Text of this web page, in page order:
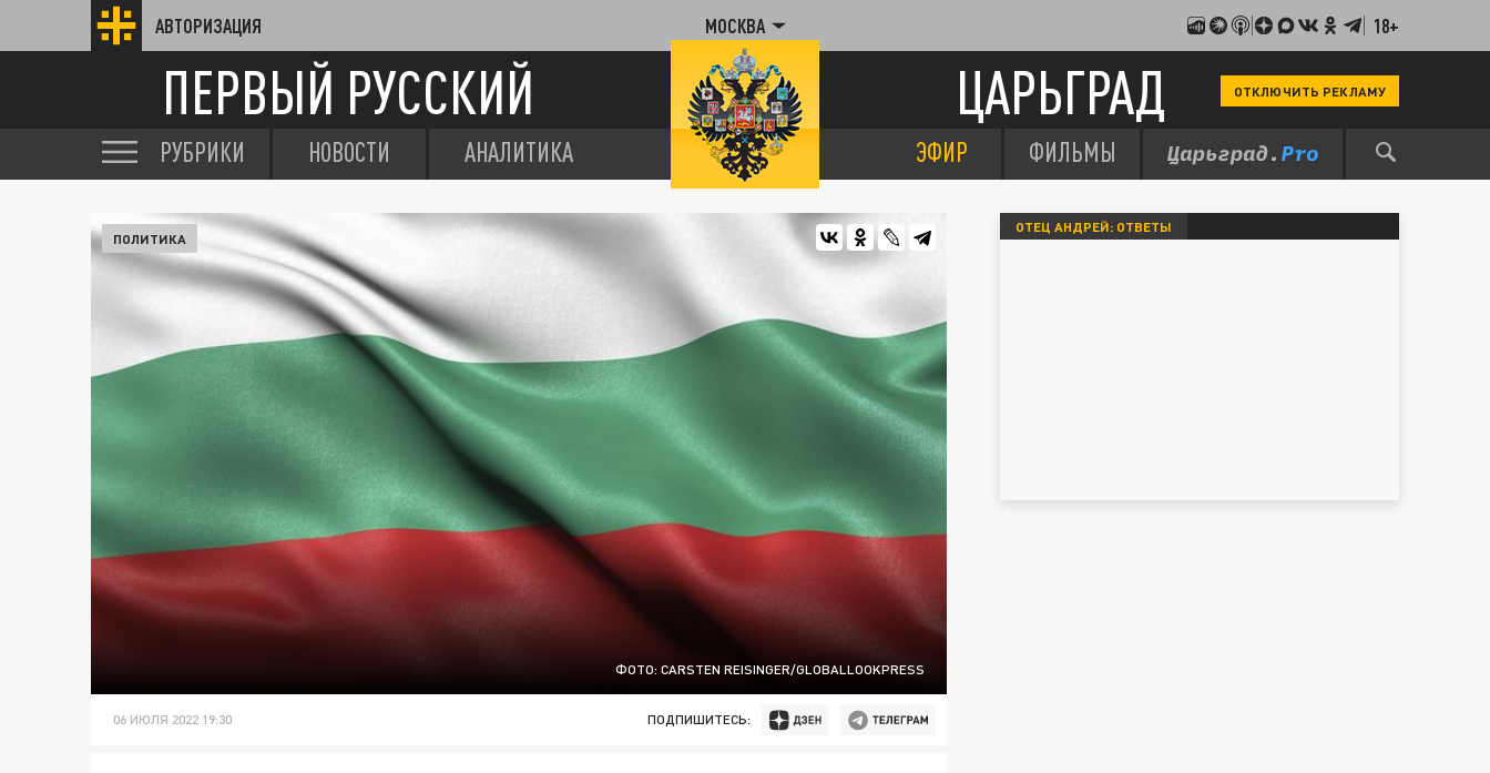
АВТОРИЗАЦИЯ МОСКВА 18+
ПЕРВЫЙ РУССКИЙ ЦАРЬГРАД ОТКЛЮЧИТЬ РЕКЛАМУ
РУБРИКИ НОВОСТИ АНАЛИТИКА ЭФИР ФИЛЬМЫ
ФОТО: CARSTEN REISINGER/GLOBALLOOKPRESS
ПОЛИТИКА
06 ИЮЛЯ 2022 19:30 ПОДПИШИТЕСЬ:
ОТЕЦ АНДРЕЙ: ОТВЕТЫ